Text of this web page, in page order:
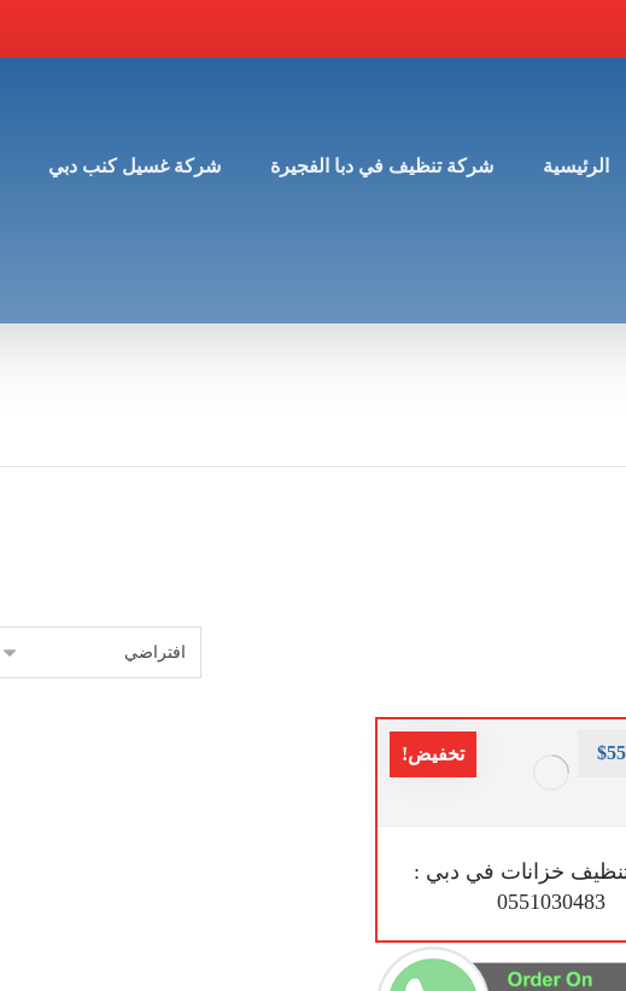
الرئيسية شركة تنظيف في دبا الفجيرة شركة غسيل كنب دبي
تخفيض!
خزانات في دبي :
0551030483
$